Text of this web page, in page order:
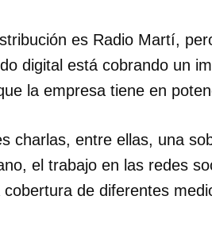
como favorito, primero has de
es Radio Martí,
digital está cobrando un
la empresa tiene en
charlas, entre ellas, una
el trabajo en las redes
de diferentes